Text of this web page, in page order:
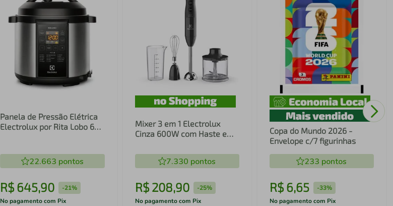
Panela de Pressão Elétrica
Electrolux por Rita Lobo 6L
22.663 pontos
R$645,90 -21%
No pagamento com Pix
Mixer 3 em 1 Electrolux
Cinza 600W com Haste em
(EIB20)
7.330 pontos
R$ 208,90 -25%
No pagamento com Pix
Copa do Mundo 2026 -
Envelope c/7 figurinhas
233 pontos
R$ 6,65 -33%
No pagamento com Pix